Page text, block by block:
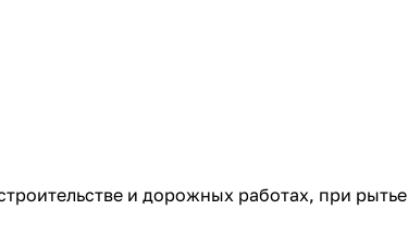
и дорожных работах, при рытье
в 2 недели